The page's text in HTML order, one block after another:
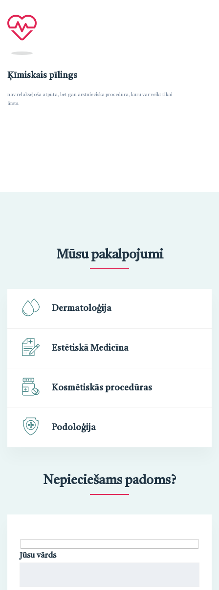
Ķīmiskais pīlings
nav relaksējoša atpūta, bet gan ārstnieciska procedūra, kuru var veikt tikai
ārsts.
Mūsu pakalpojumi
Dermatoloģija
Estētiskā Medicīna
Kosmētiskās procedūras
Podoloģija
Nepieciešams padoms?
Jūsu vārds